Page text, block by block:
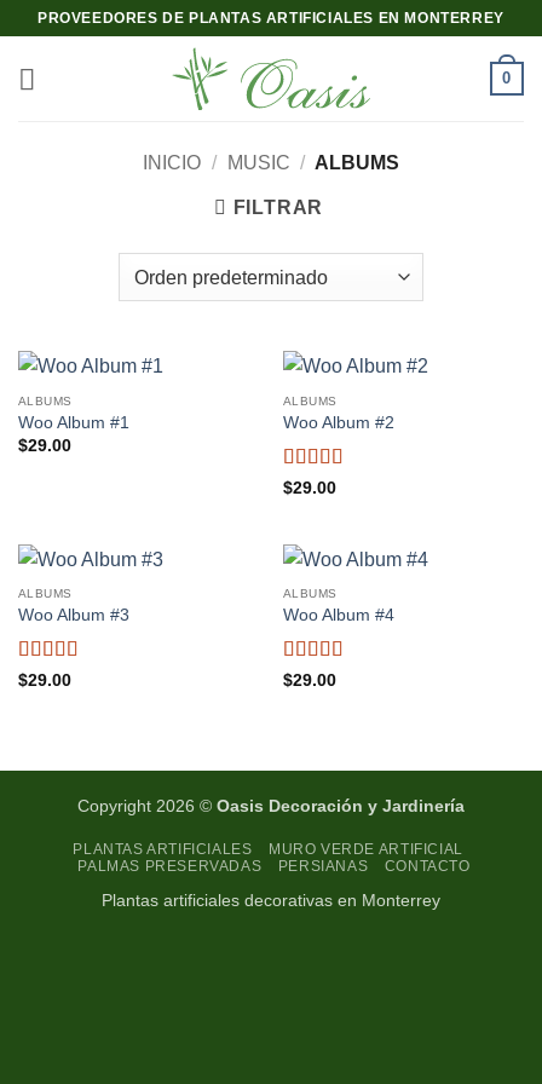
Saltar
contenido
PROVEEDORES DE PLANTAS ARTIFICIALES EN MONTERREY
0
INICIO / MUSIC / ALBUMS
FILTRAR
ALBUMS
Woo Album #1
$29.00
ALBUMS
Woo Album #2
Valorado
$29.00
ALBUMS
Woo Album #3
Valorado
$29.00
ALBUMS
Woo Album #4
Valorado
$29.00
Copyright 2026 © Oasis Decoración y Jardinería
PLANTAS ARTIFICIALES
MURO VERDE ARTIFICIAL
PALMAS PRESERVADAS
PERSIANAS CONTACTO
Plantas artificiales decorativas en Monterrey